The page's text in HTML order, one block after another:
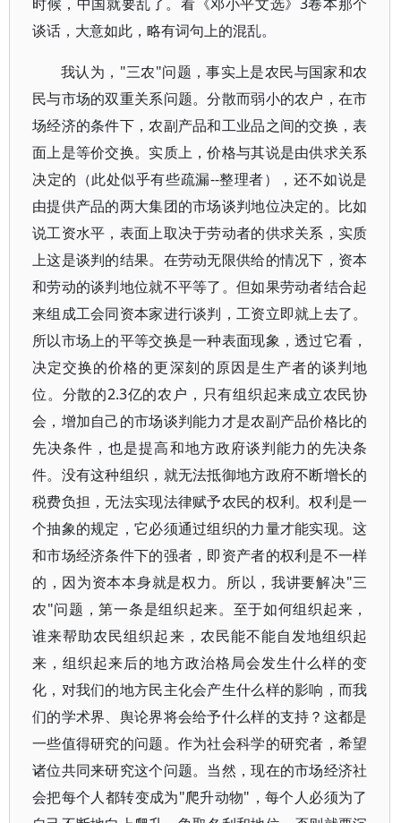
谈话，大意如此，略有词句上的混乱。
我认为，"三农"问题，事实上是农民与国家和农
民与市场的双重关系问题。分散而弱小的农户，在市
场经济的条件下，农副产品和工业品之间的交换，表
面上是等价交换。实质上，价格与其说是由供求关系
决定的（此处似乎有些疏漏--整理者），还不如说是
由提供产品的两大集团的市场谈判地位决定的。比如
说工资水平，表面上取决于劳动者的供求关系，实质
上这是谈判的结果。在劳动无限供给的情况下，资本
和劳动的谈判地位就不平等了。但如果劳动者结合起
来组成工会同资本家进行谈判，工资立即就上去了。
所以市场上的平等交换是一种表面现象，透过它看，
决定交换的价格的更深刻的原因是生产者的谈判地
位。分散的2.3亿的农户，只有组织起来成立农民协
会，增加自己的市场谈判能力才是农副产品价格比的
先决条件，也是提高和地方政府谈判能力的先决条
件。没有这种组织，就无法抵御地方政府不断增长的
税费负担，无法实现法律赋予农民的权利。权利是一
个抽象的规定，它必须通过组织的力量才能实现。这
和市场经济条件下的强者，即资产者的权利是不一样
的，因为资本本身就是权力。所以，我讲要解决"三
农"问题，第一条是组织起来。至于如何组织起来，
谁来帮助农民组织起来，农民能不能自发地组织起
来，组织起来后的地方政治格局会发生什么样的变
化，对我们的地方民主化会产生什么样的影响，而我
们的学术界、舆论界将会给予什么样的支持？这都是
一些值得研究的问题。作为社会科学的研究者，希望
诸位共同来研究这个问题。当然，现在的市场经济社
会把每个人都转变成为"爬升动物"，每个人必须为了